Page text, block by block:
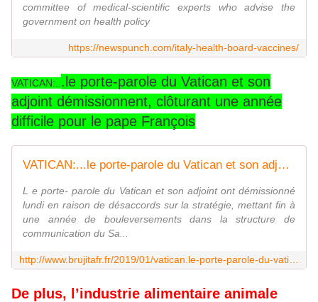
committee of medical-scientific experts who advise the
government on health policy
https://newspunch.com/italy-health-board-vaccines/
VATICAN:.. .le porte-parole du Vatican et son
adjoint démissionnent, clôturant une année
difficile pour le pape François
VATICAN:...le porte-parole du Vatican et son adjoint démissionnent, clôturant une année difficile pour le pape François - MOINS de BIENS PLUS de LIENS
L e porte- parole du Vatican et son adjoint ont démissionné
lundi en raison de désaccords sur la stratégie, mettant fin à
une année de bouleversements dans la structure de
communication du Sa...
De plus, l’industrie alimentaire animale